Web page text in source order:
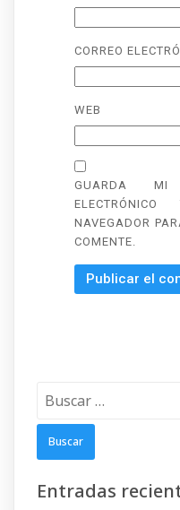
CORREO
WEB
GUARDA MI
NAVEGADOR
COMENTE.
Entradas